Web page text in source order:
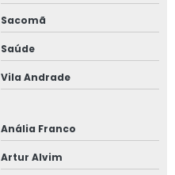
Sacomã
Saúde
Vila Andrade
Anália Franco
Artur Alvim